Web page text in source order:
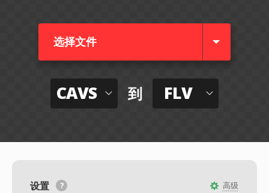
选择文件
CAVS 到 FLV
高级
设置